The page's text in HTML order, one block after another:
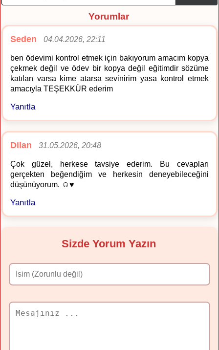
Yorumlar
Seden 04.04.2026, 22:11
ben ödevimi kontrol etmek için bakıyorum amacım kopya
çekmek değil ve ödev bir kopya değil eğitimdir sözüme
katılan varsa kime atarsa sevinirim yasa kontrol etmek
amacıyla TEŞEKKÜR ederim
Yanıtla
Dilan 31.05.2026, 20:48
Çok güzel, herkese tavsiye ederim. Bu cevapları
gerçekten beğendiğim ve herkesin deneyebileceğini
düşünüyorum. ☺️♥️
Yanıtla
Sizde Yorum Yazın